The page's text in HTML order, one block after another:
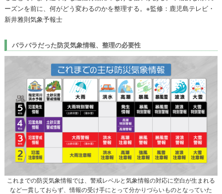
ーズンを前に、何がどう変わるのかを整理する。※監修：鹿児島テレビ・
新井雅則気象予報士
バラバラだった防災気象情報、整理の必要性
これまでの防災気象情報では、警戒レベルと気象情報の対応に空白が生まれる
など一貫しておらず、情報の受け手にとって分かりづらいものとなっていた